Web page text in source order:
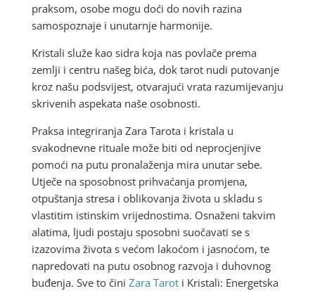
praksom, osobe mogu doći do novih razina
samospoznaje i unutarnje harmonije.
Kristali služe kao sidra koja nas povlače prema
zemlji i centru našeg bića, dok tarot nudi putovanje
kroz našu podsvijest, otvarajući vrata razumijevanju
skrivenih aspekata naše osobnosti.
Praksa integriranja Zara Tarota i kristala u
svakodnevne rituale može biti od neprocjenjive
pomoći na putu pronalaženja mira unutar sebe.
Utječe na sposobnost prihvaćanja promjena,
otpuštanja stresa i oblikovanja života u skladu s
vlastitim istinskim vrijednostima. Osnaženi takvim
alatima, ljudi postaju sposobni suočavati se s
izazovima života s većom lakoćom i jasnoćom, te
napredovati na putu osobnog razvoja i duhovnog
buđenja. Sve to čini Zara Taroti Kristali: Energetska